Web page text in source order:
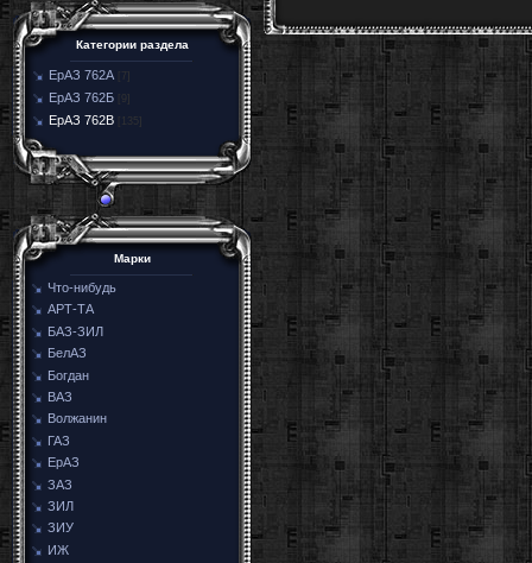
Категории раздела
ЕрАЗ 762А [7]
ЕрАЗ 762Б
ЕрАЗ 762В [135]
Марки
Что-нибудь
АРТ-ТА
БАЗ-ЗИЛ
БелАЗ
Богдан
ВАЗ
Волжанин
ГАЗ
ЕрАЗ
ЗАЗ
ЗИЛ
ЗИУ
ИЖ